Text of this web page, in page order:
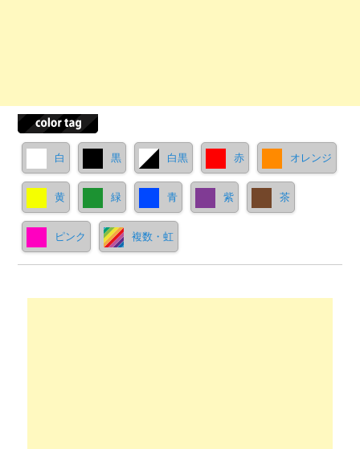
白 黒 白黒 赤 オレンジ
黄 緑 青 紫 茶
ピンク 複数・虹